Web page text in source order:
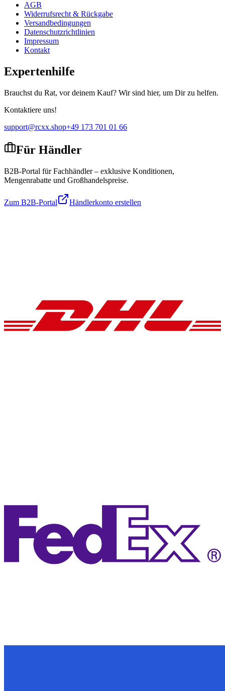
AGB
Widerrufsrecht & Rückgabe
Versandbedingungen
Datenschutzrichtlinien
Impressum
Kontakt
Expertenhilfe
Brauchst du Rat, vor deinem Kauf? Wir sind hier, um Dir zu helfen.
Kontaktiere uns!
support@rcxx.shop+49 173 701 01 66
Für Händler
B2B-Portal für Fachhändler – exklusive Konditionen,
Mengenrabatte und Großhandelspreise.
Zum B2B-Portal Händlerkonto erstellen